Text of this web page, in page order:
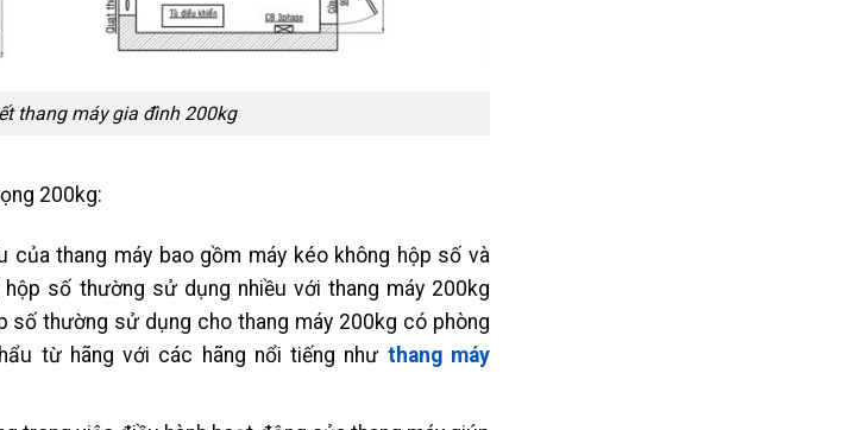
thang máy gia đình 200kg
200kg:
của thang máy bao gồm máy kéo không hộp số và
số thường sử dụng nhiều với thang máy 200kg
số thường sử dụng cho thang máy 200kg có phòng
từ hãng với các hãng nổi tiếng như thang máy